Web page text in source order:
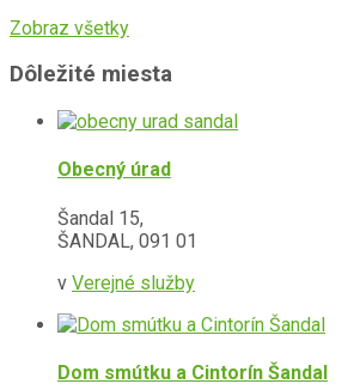
Zobraz všetky
Dôležité miesta
Obecný úrad
Šandal 15,
ŠANDAL, 091 01
v Verejné služby
Dom smútku a Cintorín Šandal